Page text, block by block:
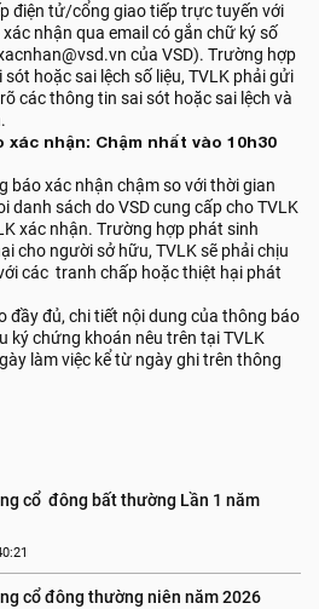
điện tử/cổng giao tiếp trực tuyến với
nhận qua email có gắn chữ ký số
của VSD). Trường hợp
hoặc sai lệch số liệu, TVLK phải gửi
các thông tin sai sót hoặc sai lệch và
nhận: Chậm nhất vào 10h30
báo xác nhận chậm so với thời gian
danh sách do VSD cung cấp cho TVLK
xác nhận. Trường hợp phát sinh
cho người sở hữu, TVLK sẽ phải chịu
các tranh chấp hoặc thiệt hại phát
đầy đủ, chi tiết nội dung của thông báo
ký chứng khoán nêu trên tại TVLK
làm việc kể từ ngày ghi trên thông
cổ  đông bất thường Lần 1 năm
cổ đông thường niên năm 2026